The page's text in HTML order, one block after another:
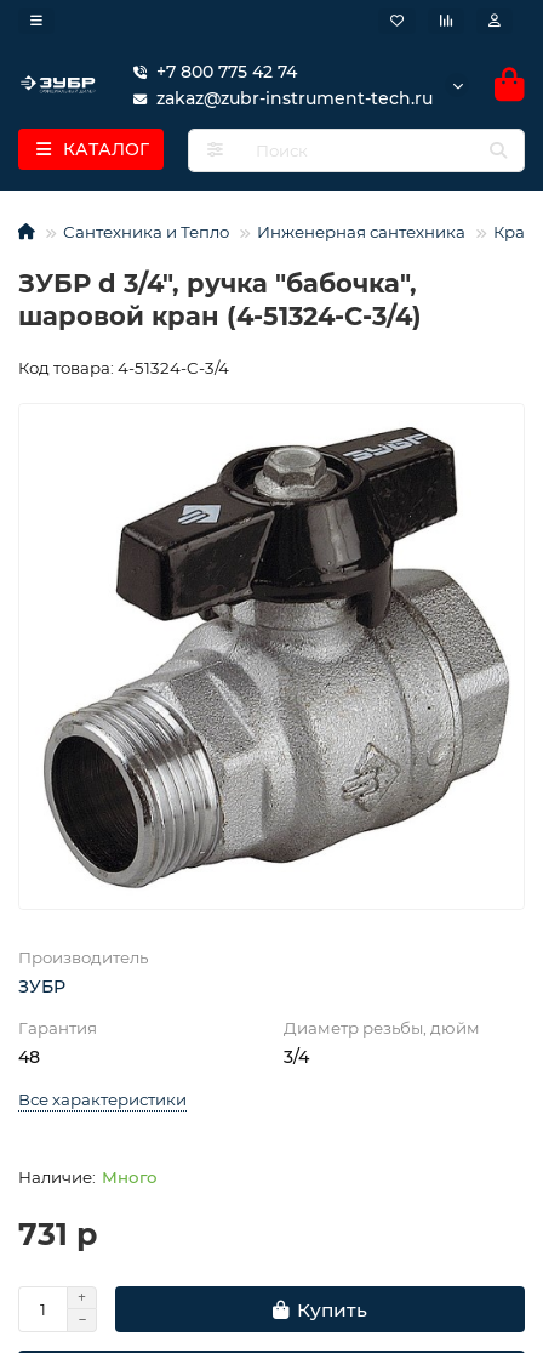
+7 800 775 42 74
zakaz@zubr-instrument-tech.ru
КАТАЛОГ
Сантехника и Тепло Инженерная сантехника
ЗУБР d 3/4″, ручка ″бабочка″,
шаровой кран (4-51324-C-3/4)
Код товара: 4-51324-C-3/4
Производитель
ЗУБР
Гарантия
48
Диаметр резьбы, дюйм
3/4
Все характеристики
Много
731 р
Купить